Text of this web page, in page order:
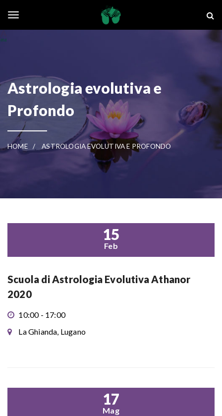
Astrologia evolutiva e
Profondo
HOME ASTROLOGIA EVOLUTIVA E PROFONDO
15
Feb
Scuola di Astrologia Evolutiva Athanor
2020
10:00 - 17:00
La Ghianda, Lugano
17
Mag